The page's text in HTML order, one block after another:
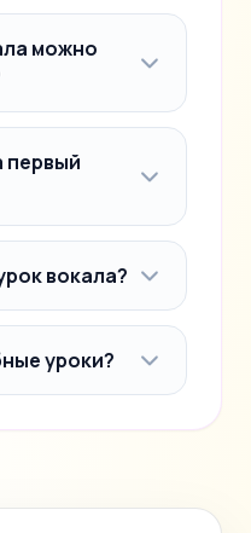
можно
первый
вокала?
уроки?